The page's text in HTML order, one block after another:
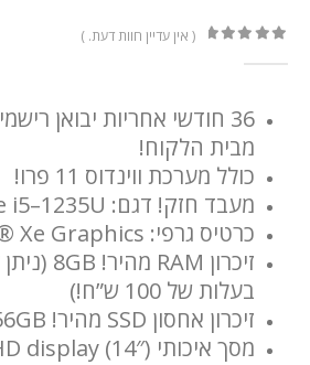
( אין עדיין חוות דעת. )
36 חודשי אחריות יבואן
מבית הלקוח!
כולל מערכת ווינדוס 11 פרו!
מעבד חזק! דגם: ‎Intel Core i5–1235U
כרטיס גרפי: Intel® Iris® Xe Graphics
בעלות של 100 ש”ח!)
זיכרון אחסון SSD מהיר! SSD 256GB
מסך איכותי (14″) diagonal FHD display